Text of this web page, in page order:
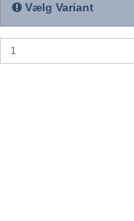
Vælg Variant